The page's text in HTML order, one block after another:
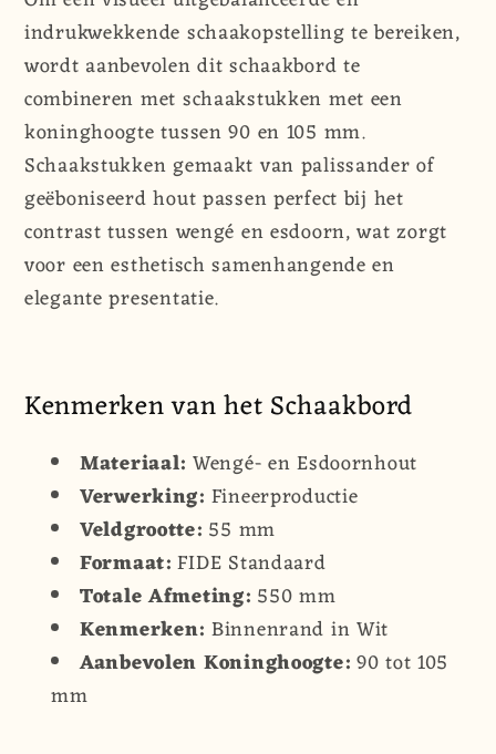
indrukwekkende schaakopstelling te bereiken,
wordt aanbevolen dit schaakbord te
combineren met schaakstukken met een
koninghoogte tussen 90 en 105 mm.
Schaakstukken gemaakt van palissander of
geëboniseerd hout passen perfect bij het
contrast tussen wengé en esdoorn, wat zorgt
voor een esthetisch samenhangende en
elegante presentatie.
Kenmerken van het Schaakbord
Materiaal: Wengé- en Esdoornhout
Verwerking: Fineerproductie
Veldgrootte: 55 mm
Formaat:FIDE Standaard
Totale Afmeting: 550 mm
Kenmerken: Binnenrand in Wit
Aanbevolen Koninghoogte:90 tot 105
mm